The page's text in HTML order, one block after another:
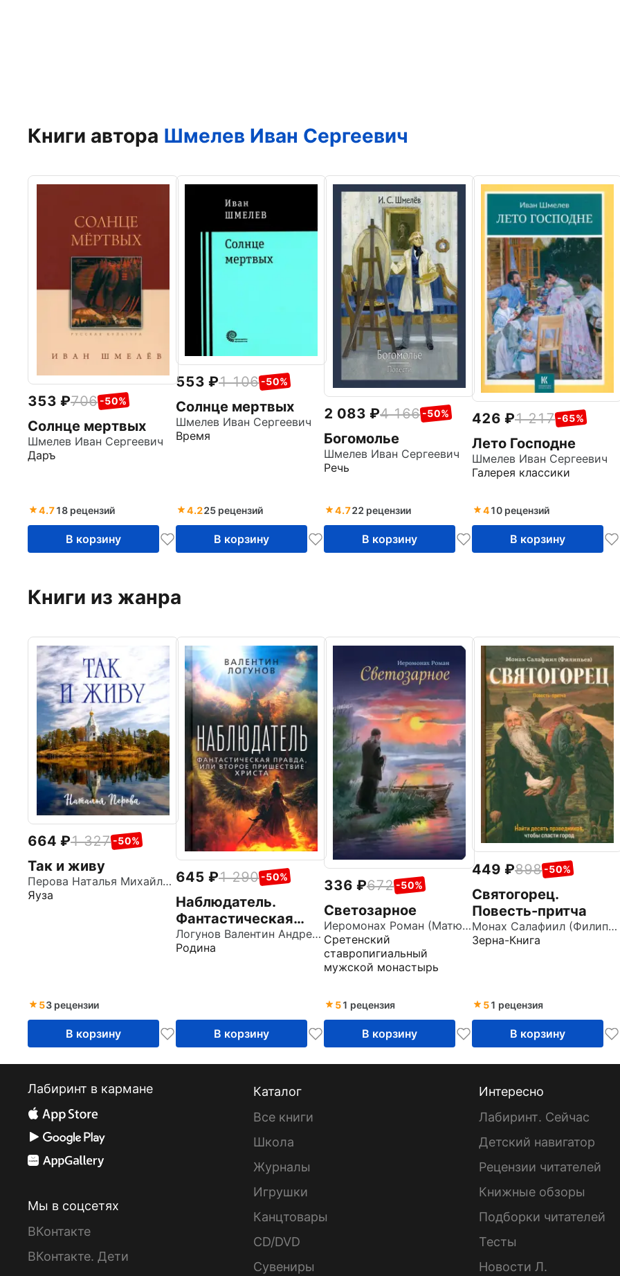
Книги автора Шмелев Иван Сергеевич
353 706 -50%
Солнце мертвых
Шмелев Иван Сергеевич
Даръ
4.718 рецензий
В корзину
553 1 106 -50%
Солнце мертвых
Шмелев Иван Сергеевич
Время
4.225 рецензий
В корзину
2 083 4 166 -50%
Богомолье
Шмелев Иван Сергеевич
Речь
4.722 рецензии
В корзину
426 1 217 -65%
Лето Господне
Шмелев Иван Сергеевич
Галерея классики
410 рецензий
В корзину
Книги из жанра
664 1 327 -50%
Так и живу
Перова Наталья Михайловна
Яуза
53 рецензии
В корзину
645 1 290 -50%
Наблюдатель.
Фантастическая
правда, или Второе
пришествие Христа
Логунов Валентин Андреевич
Родина
В корзину
336 672 -50%
Светозарное
Иеромонах Роман (Матюшин-Правдин)
Сретенский
ставропигиальный
мужской монастырь
51 рецензия
В корзину
449 898 -50%
Святогорец.
Повесть-притча
Монах Салафиил (Филипьев)
Зерна-Книга
51 рецензия
В корзину
Лабиринт в кармане
Мы в соцсетях
ВКонтакте
ВКонтакте. Дети
Каталог
Все книги
Школа
Журналы
Игрушки
Канцтовары
CD/DVD
Сувениры
Интересно
Лабиринт. Сейчас
Детский навигатор
Рецензии читателей
Книжные обзоры
Подборки читателей
Тесты
Новости Л.